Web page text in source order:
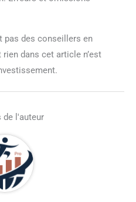
pas des conseillers en
dans cet article n’est
de l'auteur